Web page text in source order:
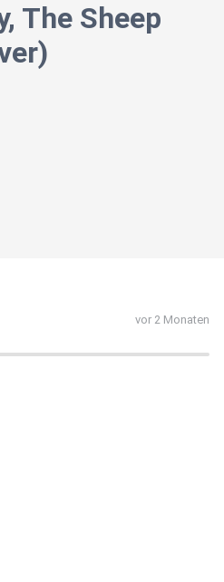
The Sheep
vor 2 Monaten